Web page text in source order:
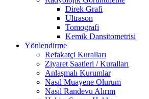
Direk Grafi
Ultrason
Tomografi
Kemik Dansitometrisi
Yönlendirme
Refakatçi Kuralları
Ziyaret Saatleri / Kuralları
Anlaşmalı Kurumlar
Nasıl Muayene Olurum
Nasıl Randevu Alırım